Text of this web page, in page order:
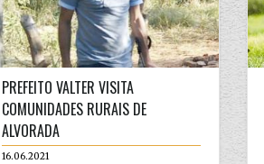
PREFEITO VALTER VISITA
COMUNIDADES RURAIS DE
ALVORADA
16.06.2021